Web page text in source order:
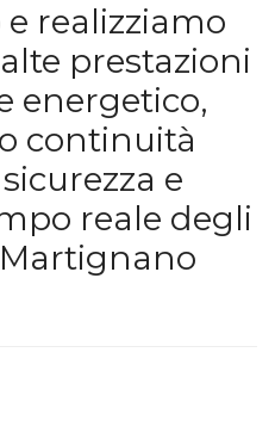
realizziamo
prestazioni
energetico,
continuità
e
reale degli